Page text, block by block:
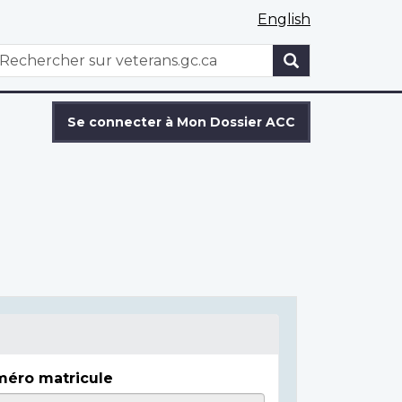
English
WxT
Se connecter à Mon Dossier ACC
matricule